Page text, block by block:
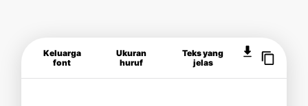
Keluarga
font
Ukuran
huruf
Teks yang
jelas